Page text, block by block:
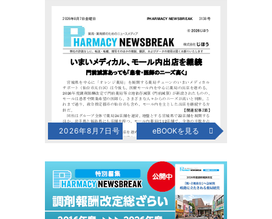
2026年8月7日号 eBOOKを見る